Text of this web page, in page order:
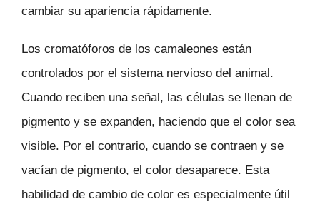
cambiar su apariencia rápidamente.
Los cromatóforos de los camaleones están
controlados por el sistema nervioso del animal.
Cuando reciben una señal, las células se llenan de
pigmento y se expanden, haciendo que el color sea
visible. Por el contrario, cuando se contraen y se
vacían de pigmento, el color desaparece. Esta
habilidad de cambio de color es especialmente útil